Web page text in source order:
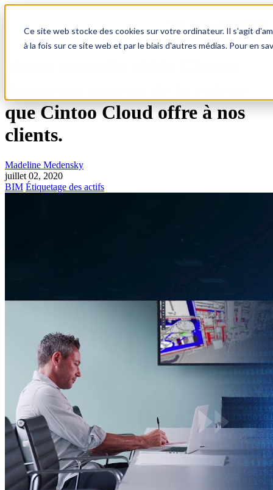
Ce site web stocke des cookies sur votre ordinateur. Il s'agit
à la fois sur ce site web et par le biais d'autres médias. Pour en
que Cintoo Cloud offre à nos
clients.
Madeline Medensky
juillet 02, 2020
BIM Étiquetage des actifs